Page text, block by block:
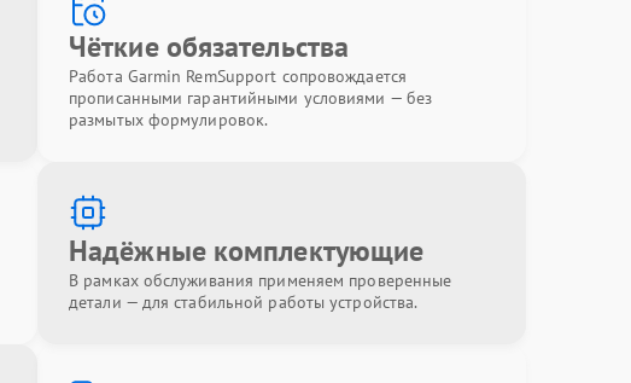
Чёткие обязательства
Работа Garmin RemSupport сопровождается
прописанными гарантийными условиями — без
размытых формулировок.
Надёжные комплектующие
В рамках обслуживания применяем проверенные
детали — для стабильной работы устройства.